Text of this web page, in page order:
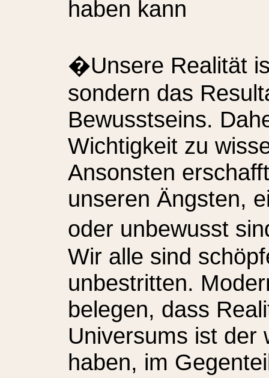
haben kann
�Unsere Realität
sondern das
Bewusstseins.
Wichtigkeit zu
Ansonsten
unseren Ängsten,
oder unbewusst
Wir alle sind
unbestritten.
belegen, dass
Universums ist der
haben, im